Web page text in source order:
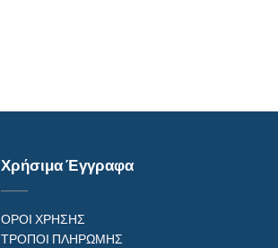
Χρήσιμα Έγγραφα
ΟΡΟΙ ΧΡΗΣΗΣ
ΤΡΟΠΟΙ ΠΛΗΡΩΜΗΣ